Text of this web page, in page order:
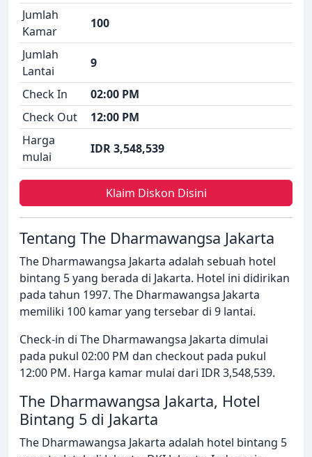
Jumlah
Kamar
100
Jumlah
Lantai
9
Check In
02:00 PM
Check Out
12:00 PM
Harga
mulai
IDR 3,548,539
Klaim Diskon Disini
Tentang The Dharmawangsa Jakarta
The Dharmawangsa Jakarta adalah sebuah hotel
bintang 5 yang berada di Jakarta. Hotel ini didirikan
pada tahun 1997. The Dharmawangsa Jakarta
memiliki 100 kamar yang tersebar di 9 lantai.
Check-in di The Dharmawangsa Jakarta dimulai
pada pukul 02:00 PM dan checkout pada pukul
12:00 PM. Harga kamar mulai dari IDR 3,548,539.
The Dharmawangsa Jakarta, Hotel
Bintang 5 di Jakarta
The Dharmawangsa Jakarta adalah hotel bintang 5